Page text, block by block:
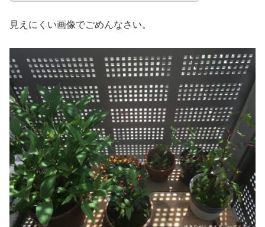
見えにくい画像でごめんなさい。